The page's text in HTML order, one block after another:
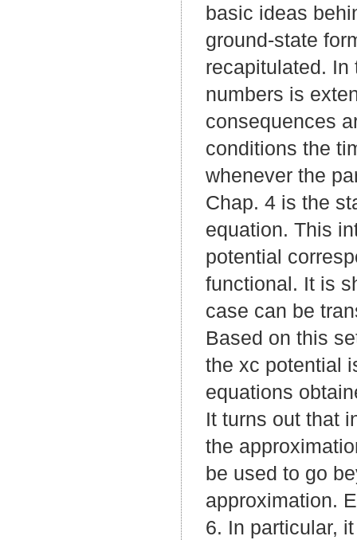
basic ideas
ground-state
recapitulated. In
numbers is
consequences
conditions the
whenever the
Chap. 4 is the
equation. This
potential
functional. It is
case can be
Based on this
the xc potential
equations
It turns out that
the
be used to go
approximation.
6. In particular,